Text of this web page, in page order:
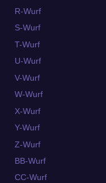
R-Wurf
S-Wurf
T-Wurf
U-Wurf
V-Wurf
W-Wurf
X-Wurf
Y-Wurf
Z-Wurf
BB-Wurf
CC-Wurf